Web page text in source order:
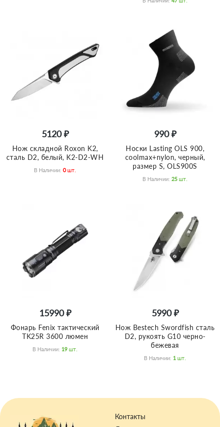
5120 ₽
Нож складной Roxon K2,
сталь D2, белый, K2-D2-WH
В Наличии: 0 Шт.
990 ₽
Носки Lasting OLS 900,
coolmax+nylon, черный,
размер S, OLS900S
В Наличии: 25 Шт.
15990 ₽
Фонарь Fenix тактический
TK25R 3600 люмен
В Наличии: 19 Шт.
5990 ₽
Нож Bestech Swordfish сталь
D2, рукоять G10 черно-
бежевая
В Наличии: 1 Шт.
Контакты